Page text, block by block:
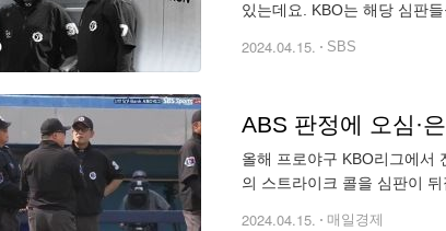
있는데요. KBO는 해당 심판
2024.04.15. SBS
ABS 판정에 오심·
올해 프로야구 KBO리그에서
의 스트라이크 콜을 심판이
2024.04.15. 매일경제